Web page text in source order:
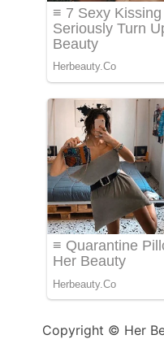
Copyright © Her